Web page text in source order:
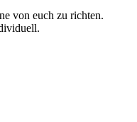
von euch zu richten.